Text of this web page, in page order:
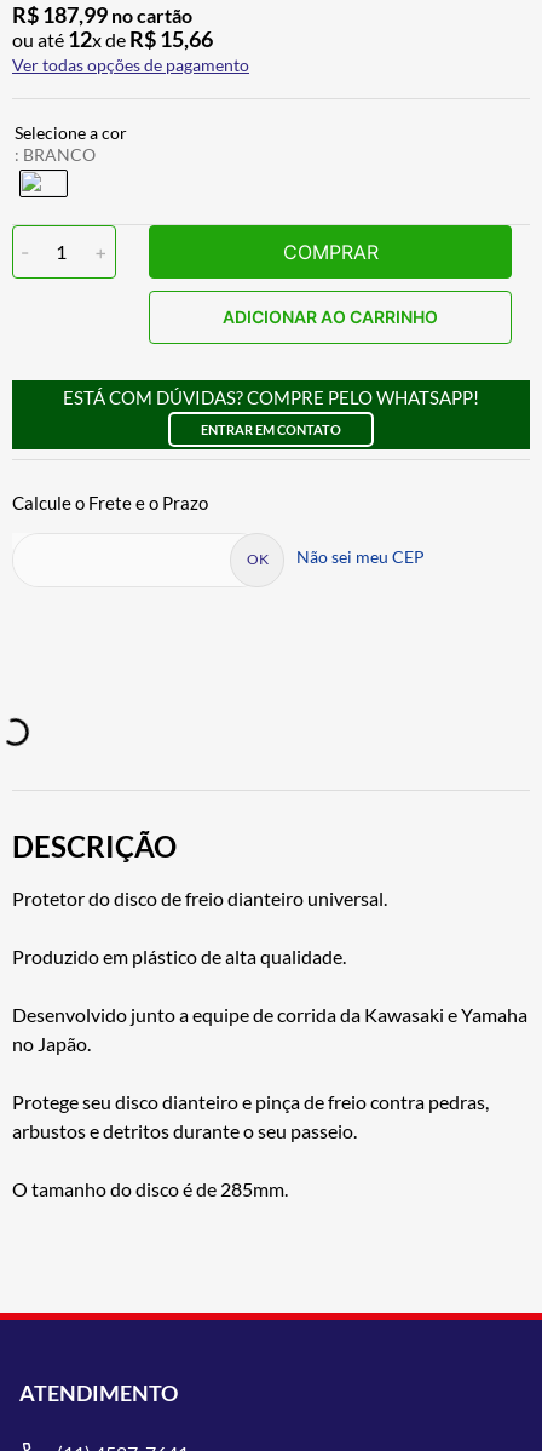
R$187,99 no cartão
ou até 12x de R$15,66
Ver todas opções de pagamento
: BRANCO
- 1 + COMPRAR
ADICIONAR AO CARRINHO
ESTÁ COM DÚVIDAS? COMPRE PELO WHATSAPP!
ENTRAR EM CONTATO
Não sei meu CEP
DESCRIÇÃO
Protetor do disco de freio dianteiro universal.
Produzido em plástico de alta qualidade.
Desenvolvido junto a equipe de corrida da Kawasaki e Yamaha
no Japão.
Protege seu disco dianteiro e pinça de freio contra pedras,
arbustos e detritos durante o seu passeio.
O tamanho do disco é de 285mm.
ATENDIMENTO